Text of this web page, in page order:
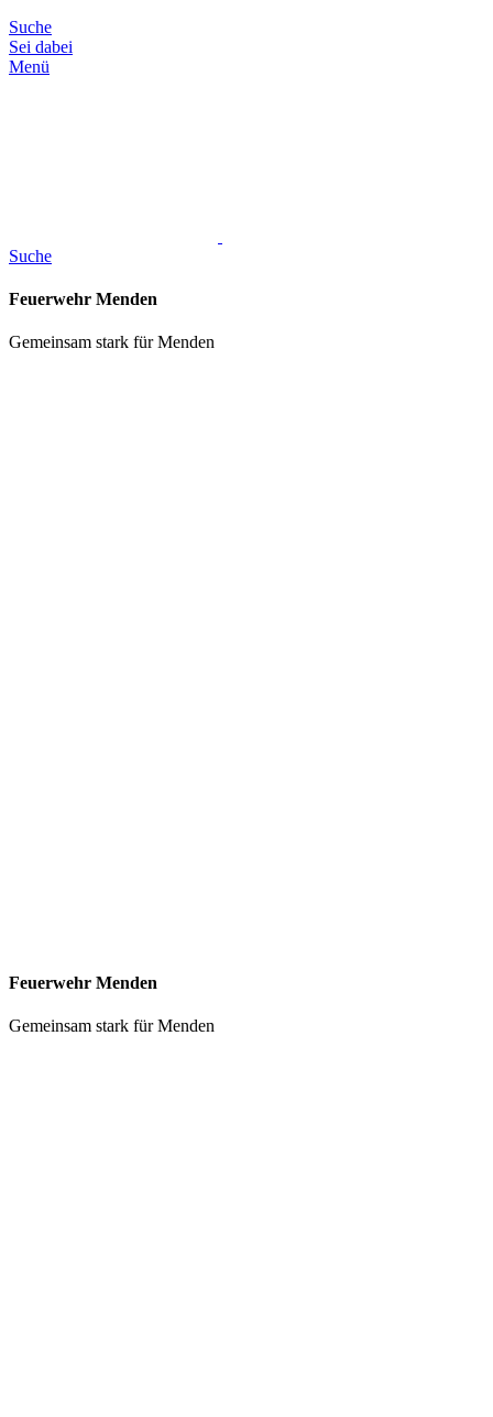
Suche
Sei dabei
Menü
Suche
Feuerwehr Menden
Gemeinsam stark für Menden
Feuerwehr Menden
Gemeinsam stark für Menden